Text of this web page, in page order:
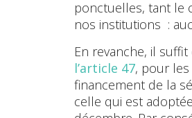
ponctuelles, tant le
nos institutions :
En revanche, il
l’article 47, pour
financement de la
celle qui est